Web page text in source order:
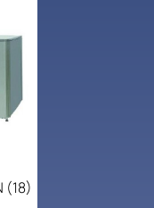
(18)